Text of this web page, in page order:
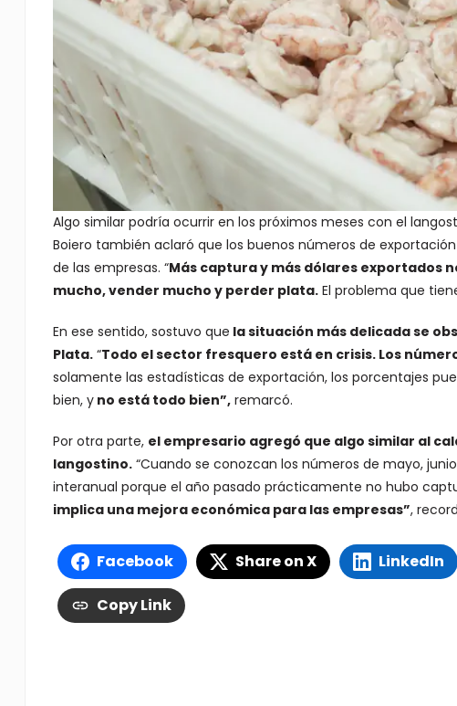
Algo similar podría ocurrir en los próximos meses con el
Boiero también aclaró que los buenos números de
de las empresas. “Más captura y más dólares exportados
mucho, vender mucho y perder plata.El problema que
En ese sentido, sostuvo que la situación más delicada se
Plata.“Todo el sector fresquero está en crisis. Los
solamente las estadísticas de exportación, los porcentajes
bien, yno está todo bien”,remarcó.
Por otra parte, el empresario agregó que algo similar al
langostino.“Cuando se conozcan los números de mayo,
interanual porque el año pasado prácticamente no hubo
implica una mejora económica para las empresas”,
Facebook Share on X LinkedIn
Copy Link